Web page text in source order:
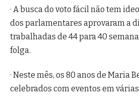
· A busca do voto fácil não tem
dos parlamentares aprovaram a
trabalhadas de 44 para 40
folga.
· Neste mês, os 80 anos de Maria
celebrados com eventos em